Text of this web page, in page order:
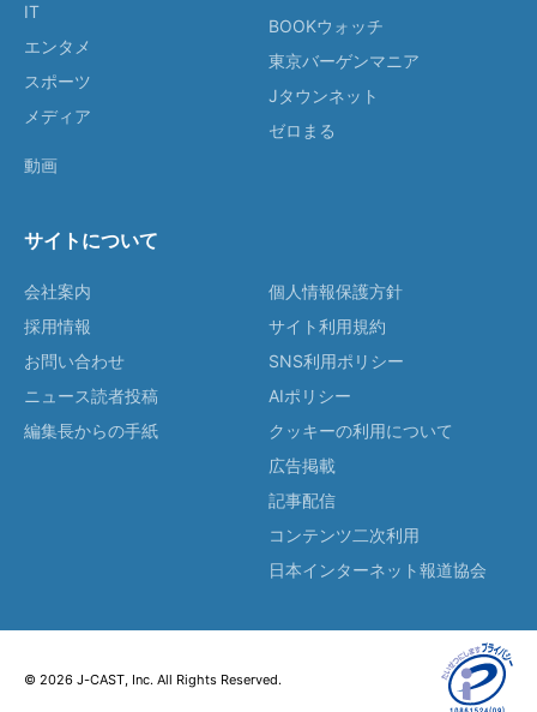
IT
エンタメ
スポーツ
メディア
動画
BOOKウォッチ
東京バーゲンマニア
Jタウンネット
ゼロまる
サイトについて
会社案内
採用情報
お問い合わせ
ニュース読者投稿
編集長からの手紙
個人情報保護方針
サイト利用規約
SNS利用ポリシー
AIポリシー
クッキーの利用について
広告掲載
記事配信
コンテンツ二次利用
日本インターネット報道協会
© 2026 J-CAST, Inc. All Rights Reserved.